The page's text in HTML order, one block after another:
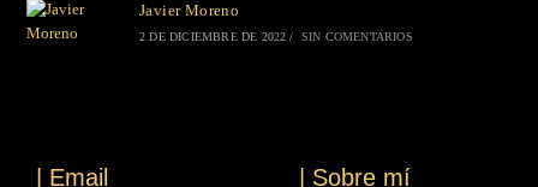
Javier Moreno
2 DE DICIEMBRE DE 2022 / SIN COMENTARIOS
| Email
| Sobre mí